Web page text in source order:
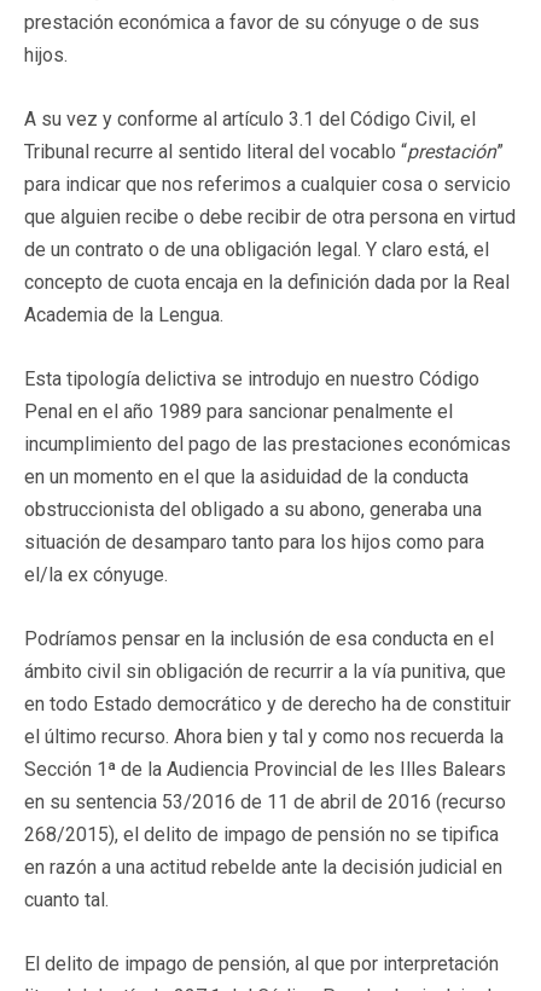
prestación económica a favor de su cónyuge o de sus
hijos.
A su vez y conforme al artículo 3.1 del Código Civil, el
Tribunal recurre al sentido literal del vocablo “prestación”
para indicar que nos referimos a cualquier cosa o servicio
que alguien recibe o debe recibir de otra persona en virtud
de un contrato o de una obligación legal. Y claro está, el
concepto de cuota encaja en la definición dada por la Real
Academia de la Lengua.
Esta tipología delictiva se introdujo en nuestro Código
Penal en el año 1989 para sancionar penalmente el
incumplimiento del pago de las prestaciones económicas
en un momento en el que la asiduidad de la conducta
obstruccionista del obligado a su abono, generaba una
situación de desamparo tanto para los hijos como para
el/la ex cónyuge.
Podríamos pensar en la inclusión de esa conducta en el
ámbito civil sin obligación de recurrir a la vía punitiva, que
en todo Estado democrático y de derecho ha de constituir
el último recurso. Ahora bien y tal y como nos recuerda la
Sección 1ª de la Audiencia Provincial de les Illes Balears
en su sentencia 53/2016 de 11 de abril de 2016 (recurso
268/2015), el delito de impago de pensión no se tipifica
en razón a una actitud rebelde ante la decisión judicial en
cuanto tal.
El delito de impago de pensión, al que por interpretación